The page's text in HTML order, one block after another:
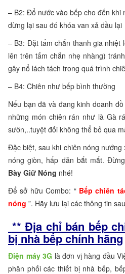
– B2: Đổ nước vào bếp cho đến khi
dừng lại sau đó khóa van xả dầu lại
– B3: Đặt tấm chắn thanh gia
lên trên tấm chắn nhẹ nhàng)
gây nổ lách tách trong quá trình
– B4: Chiên như bếp bình thường
Nếu bạn đã và đang kinh doanh
những món chiên rán như là Gà
sườn,..tuyệt đối không thể bỏ qua
Đặc biệt, sau khi chiên nóng
nóng giòn, hấp dẫn bắt mắt.
Bày Giữ Nóng nhé!
Để sở hữu Combo: “ Bếp chiên
nóng ”. Hãy lưu lại các thông tin
** Địa chỉ bán bếp
bị nhà bếp chính hãng
Điện máy 3G là đơn vị hàng đầu
phân phối các thiết bị nhà bếp,